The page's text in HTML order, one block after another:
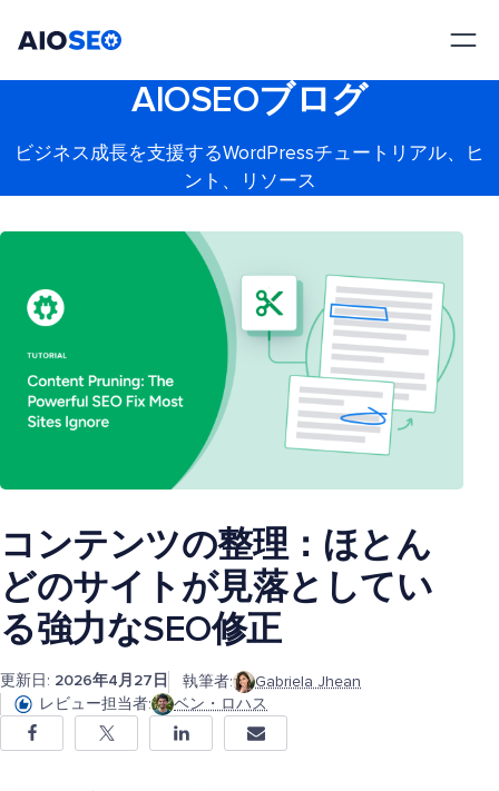
AIOSEOブログ
ビジネス成長を支援するWordPressチュートリアル、ヒ
ント、リソース
コンテンツの整理：ほとん
どのサイトが見落としてい
る強力なSEO修正
更新日: 2026年4月27日 執筆者:
Gabriela Jhean
レビュー担当者:
ベン・ロハス